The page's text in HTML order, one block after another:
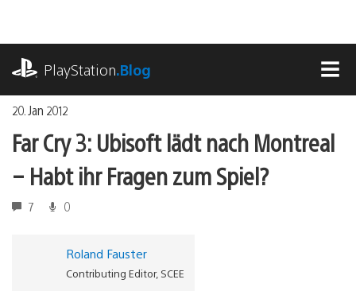
springen
PlayStation.Blog
20. Jan 2012
Far Cry 3: Ubisoft lädt nach Montreal
– Habt ihr Fragen zum Spiel?
7 0
Roland Fauster
Contributing Editor, SCEE